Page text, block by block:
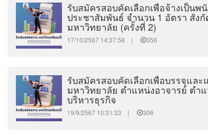
รับสมัครสอบคัดเลือกเพื่อจ้างเป็น
ประชาสัมพันธ์ จำนวน 1 อัตรา สัง
มหาวิทยาลัย (ครั้งที่ 2)
17/10/2567 14:37:58 | 356
รับสมัครสอบคัดเลือกเพื่อบรรจุแล
มหาวิทยาลัย ตำแหน่งอาจารย์ ตำ
บริหารธุรกิจ
19/9/2567 10:31:33 | 306